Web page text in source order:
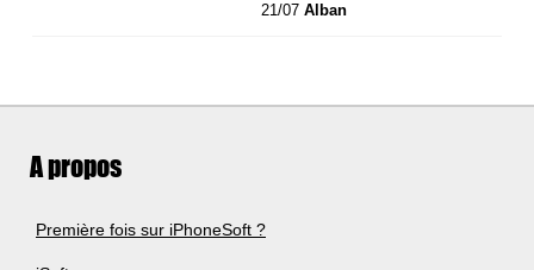
21/07Alban
A propos
Première fois sur iPhoneSoft ?